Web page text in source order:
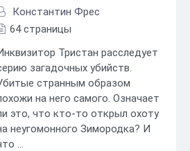
Константин Фрес
64 страницы
Тристан расследует
загадочных убийств.
странным образом
на него самого. Означает
это, что кто-то открыл охоту
неугомонного Зимородка? И
...